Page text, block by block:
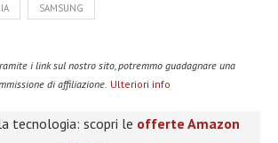
SAMSUNG
i link sul nostro sito, potremmo guadagnare una
di affiliazione. Ulteriori info
tecnologia: scopri le offerte Amazon